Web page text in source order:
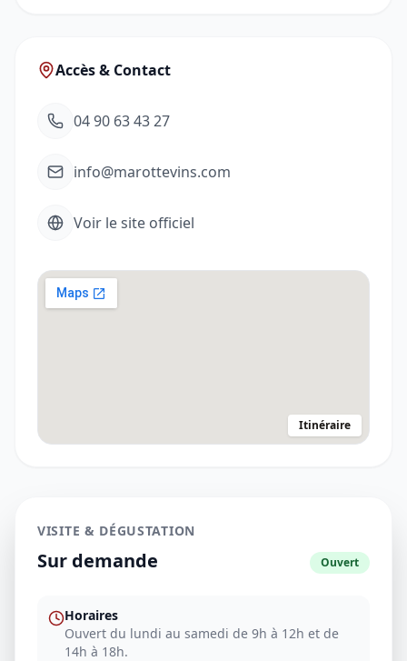
Accès & Contact
04 90 63 43 27
info@marottevins.com
Voir le site officiel
Itinéraire
VISITE & DÉGUSTATION
Sur demande Ouvert
Horaires
Ouvert du lundi au samedi de 9h à 12h et de
14h à 18h.